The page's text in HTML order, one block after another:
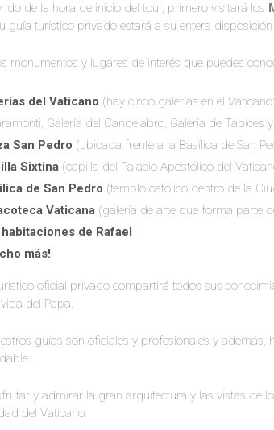
de la hora de inicio del tour, primero visitará los
guía turístico privado estará a su entera
monumentos y lugares de interés que puedes
del Vaticano (hay cinco galerías en el
Galería del Candelabro, Galería de Tapices
San Pedro (ubicada frente a la Basílica de San
Sixtina (capilla del Palacio Apostólico del
de San Pedro (templo católico dentro de la
Vaticana (galería de arte que forma parte
habitaciones de Rafael
más!
oficial privado compartirá todos sus
del Papa.
guías son oficiales y profesionales y
y admirar la gran arquitectura y las vistas de
del Vaticano.